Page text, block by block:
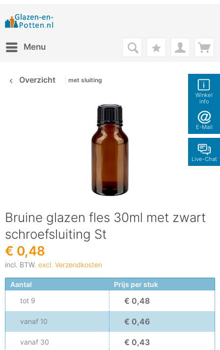
Winkel
info
E-Mail
Live-Chat
Menu
Overzicht met sluiting
Bruine glazen fles 30ml met zwart
schroefsluiting St
€ 0,48
incl. BTW. excl. Verzendkosten
Aantal
Prijs per stuk
tot 9 € 0,48
vanaf 10 € 0,46
vanaf 30 € 0,43